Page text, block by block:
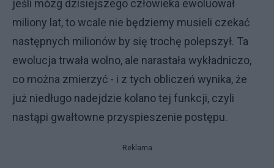
jeśli mózg dzisiejszego człowieka ewoluował
miliony lat, to wcale nie będziemy musieli czekać
następnych milionów by się trochę polepszył. Ta
ewolucja trwała wolno, ale narastała wykładniczo,
co można zmierzyć - i z tych obliczeń wynika, że
już niedługo nadejdzie kolano tej funkcji, czyli
nastąpi gwałtowne przyspieszenie postępu.
Reklama